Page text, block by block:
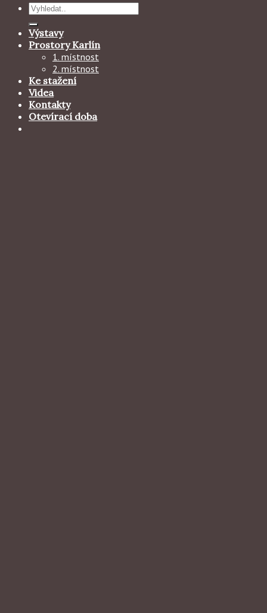
Hledat:
Výstavy
Prostory Karlín
1. místnost
2. místnost
Ke stažení
Videa
Kontakty
Otevírací doba